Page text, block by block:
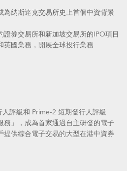
為納斯達克交易所史上首個中資背景
券交易所和新加坡交易所的IPO項目
英國業務，開展全球投行業務
評級和 Prime-2 短期發行人評級
務」，成為首家通過自主研發的電子
提供綜合電子交易的大型在港中資券